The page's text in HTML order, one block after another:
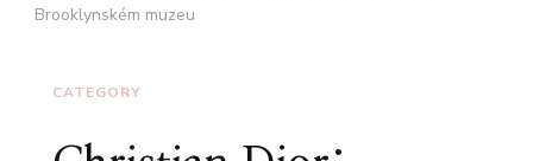
Brooklynském muzeu
CATEGORY